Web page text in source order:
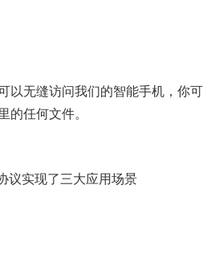
以无缝访问我们的智能手机，你可
的任何文件。
议实现了三大应用场景